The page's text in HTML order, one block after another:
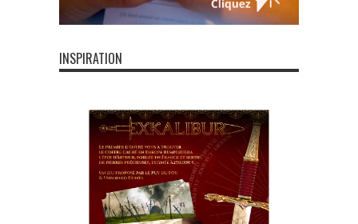
INSPIRATION